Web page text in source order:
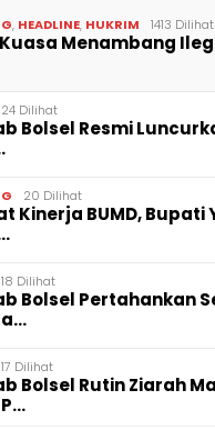
, HEADLINE, HUKRIM 1413 Dilihat
Menambang
24 Dilihat
Bolsel Resmi
20 Dilihat
Kinerja BUMD, Bupati
18 Dilihat
Bolsel Pertahankan
17 Dilihat
Bolsel Rutin Ziarah